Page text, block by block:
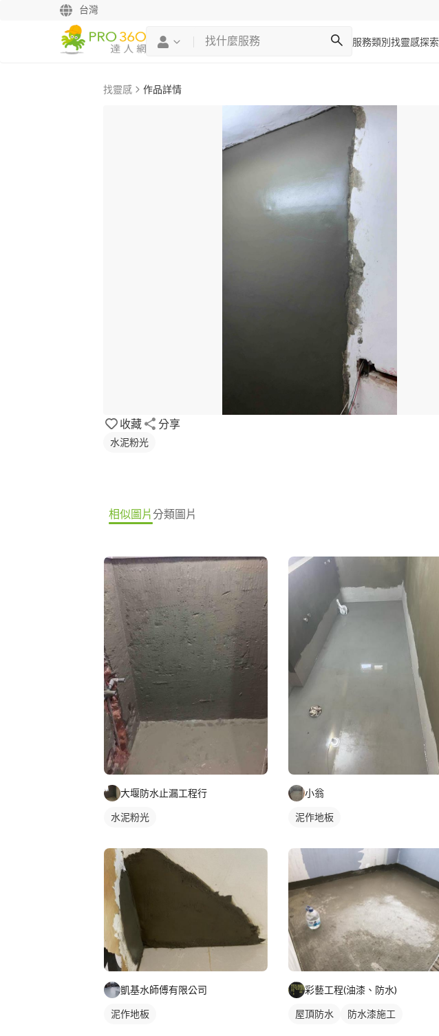
台灣
服務類別 找靈感探索
找靈感 作品詳情
收藏 分享
水泥粉光
相似圖片分類圖片
大堰防水止漏工程行
水泥粉光
凱基水師傅有限公司
泥作地板
小翁
泥作地板
彩藝工程(油漆、防水)
屋頂防水 防水漆施工